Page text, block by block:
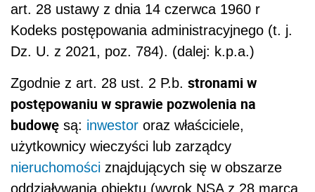
art. 28 ustawy z dnia 14 czerwca 1960 r
Kodeks postępowania administracyjnego (t. j.
Dz. U. z 2021, poz. 784). (dalej: k.p.a.)
Zgodnie z art. 28 ust. 2 P.b. stronami w
postępowaniu w sprawie pozwolenia na
budowę są: inwestor oraz właściciele,
użytkownicy wieczyści lub zarządcy
nieruchomości znajdujących się w obszarze
oddziaływania obiektu (wyrok NSA z 28 marca